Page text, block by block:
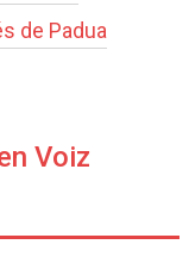
de Padua
Voiz